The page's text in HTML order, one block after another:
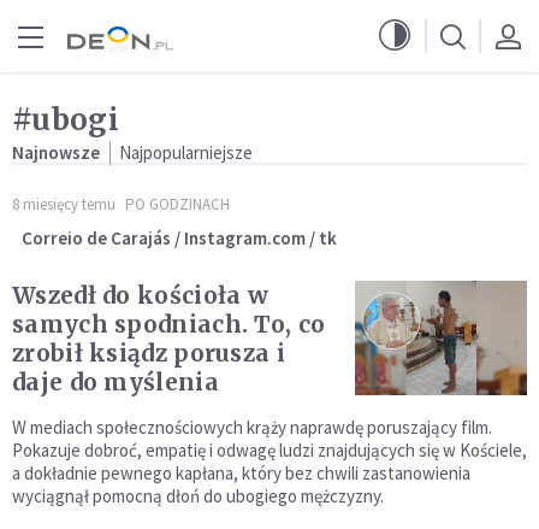
#ubogi
Najnowsze Najpopularniejsze
8 miesięcy temu PO GODZINACH
Correio de Carajás / Instagram.com / tk
Wszedł do kościoła w
samych spodniach. To, co
zrobił ksiądz porusza i
daje do myślenia
W mediach społecznościowych krąży naprawdę poruszający film.
Pokazuje dobroć, empatię i odwagę ludzi znajdujących się w Kościele,
a dokładnie pewnego kapłana, który bez chwili zastanowienia
wyciągnął pomocną dłoń do ubogiego mężczyzny.